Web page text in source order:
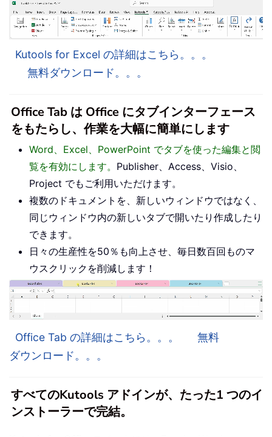
Kutools for Excel の詳細はこちら。。。
無料ダウンロード。。。
Office Tab は Office にタブインターフェース
をもたらし、作業を大幅に簡単にします
Word、Excel、PowerPoint でタブを使った編集と閲
覧を有効にします。 Publisher、Access、Visio、
Project でもご利用いただけます。
複数のドキュメントを、新しいウィンドウではなく、
同じウィンドウ内の新しいタブで開いたり作成したり
できます。
日々の生産性を50％も向上させ、毎日数百回ものマ
ウスクリックを削減します！
Office Tab の詳細はこちら。。。
無料
ダウンロード。。。
すべてのKutools アドインが、たった1 つのイ
ンストーラーで完結。